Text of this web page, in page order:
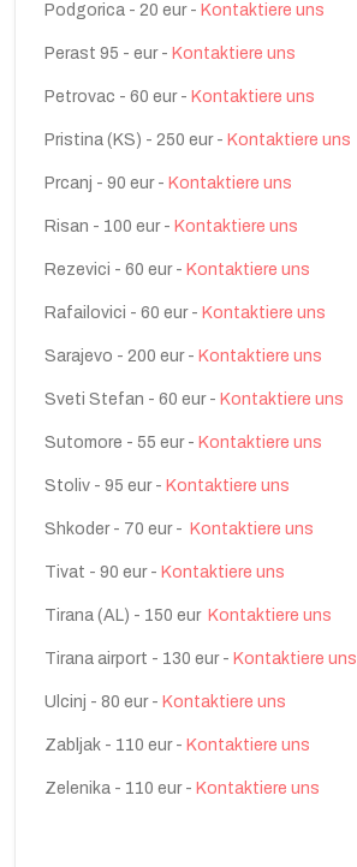
Podgorica - 20 eur - Kontaktiere uns
Perast 95 - eur - Kontaktiere uns
Petrovac - 60 eur - Kontaktiere uns
Pristina (KS) - 250 eur - Kontaktiere uns
Prcanj - 90 eur - Kontaktiere uns
Risan - 100 eur - Kontaktiere uns
Rezevici - 60 eur - Kontaktiere uns
Rafailovici - 60 eur - Kontaktiere uns
Sarajevo - 200 eur - Kontaktiere uns
Sveti Stefan - 60 eur - Kontaktiere uns
Sutomore - 55 eur - Kontaktiere uns
Stoliv - 95 eur - Kontaktiere uns
Shkoder - 70 eur - Kontaktiere uns
Tivat - 90 eur - Kontaktiere uns
Tirana (AL) - 150 eur Kontaktiere uns
Tirana airport - 130 eur - Kontaktiere uns
Ulcinj - 80 eur - Kontaktiere uns
Zabljak - 110 eur - Kontaktiere uns
Zelenika - 110 eur - Kontaktiere uns